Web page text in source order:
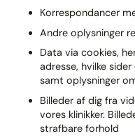
Korrespondancer
Andre oplysninger
Data via cookies,
adresse, hvilke
samt oplysninger
Billeder af dig fra
vores klinikker.
strafbare forhold